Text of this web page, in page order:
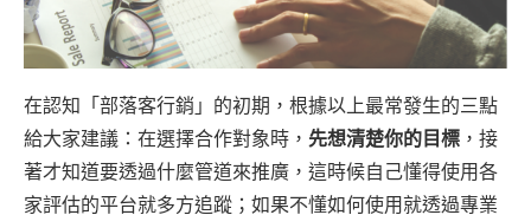
在認知「部落客行銷」的初期，根據以上最常發生的三點
給大家建議：在選擇合作對象時， 先想清楚你的目標 ，接
著才知道要透過什麼管道來推廣，這時候自己懂得使用各
家評估的平台就多方追蹤；如果不懂如何使用就透過專業